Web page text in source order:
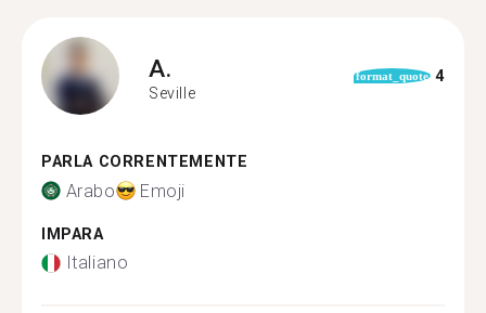
A.
Seville
format_quote 4
PARLA CORRENTEMENTE
Arabo Emoji
IMPARA
Italiano